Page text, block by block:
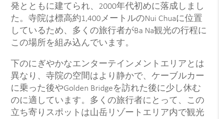
発とともに建てられ、2000年代初めに落成しまし
た。寺院は標高約1,400メートルのNui Chuaに位置
しているため、多くの旅行者がBa Na観光の行程に
この場所を組み込んでいます。
下のにぎやかなエンターテインメントエリアとは
異なり、寺院の空間はより静かで、ケーブルカー
に乗った後やGolden Bridgeを訪れた後に少し休む
のに適しています。多くの旅行者にとって、この
立ち寄りスポットは山岳リゾートエリア内で観光